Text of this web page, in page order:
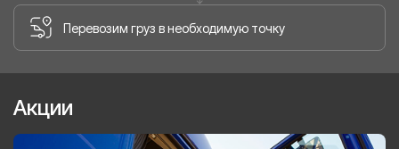
Перевозим груз в необходимую точку
Акции